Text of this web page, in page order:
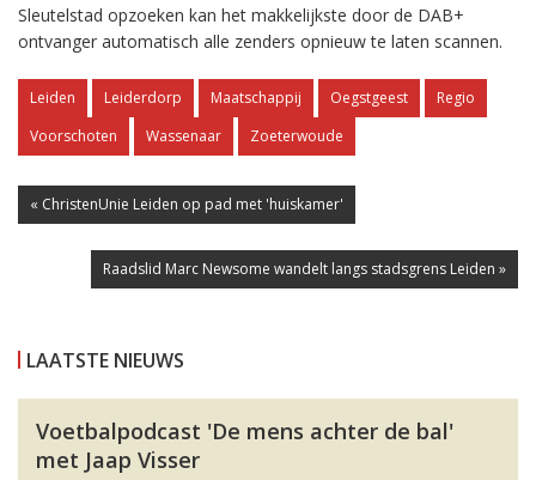
Sleutelstad opzoeken kan het makkelijkste door de DAB+
ontvanger automatisch alle zenders opnieuw te laten scannen.
Leiden Leiderdorp Maatschappij Oegstgeest
Regio
Voorschoten
Wassenaar Zoeterwoude
« ChristenUnie Leiden op pad met 'huiskamer'
Raadslid Marc Newsome wandelt langs stadsgrens Leiden »
LAATSTE NIEUWS
Voetbalpodcast 'De mens achter de bal'
met Jaap Visser